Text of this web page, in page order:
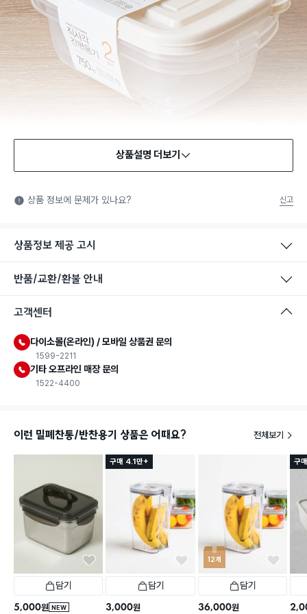
식품용 기구: 식품위생법에서 정한 규격에 따라 제조되어 식품 또
는 식품첨가물에 사용할 수 있는 식품용기구라는 표시입니다.
상품설명 더보기
상품 정보에 문제가 있나요? 신고
상품정보 제공 고시
반품/교환/환불 안내
고객센터
다이소몰(온라인) / 모바일 상품권 문의
1599-2211
기타 오프라인 매장 문의
1522-4400
이런 밀폐찬통/반찬용기 상품은 어때요? 전체보기
담기
NEW
5,000원
구매 4.1만+
담기
3,000원
12개
담기
36,000원
구